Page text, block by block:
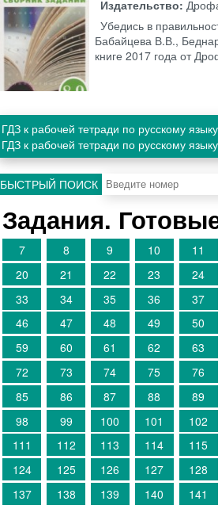
Издательство:
Убедись в
Бабайцева В.В.,
книге 2017 года от
ГДЗ к рабочей тетради по русскому
ГДЗ к рабочей тетради по русскому
БЫСТРЫЙ ПОИСК
Задания.
7
8 9 10 11
20
21 22 23 24
33
34 35 36 37
46
47 48 49 50
59
60 61 62 63
72
73 74 75 76
85
86 87 88 89
98
99 100 101 102
111
112 113 114 115
124
125 126 127 128
137
138 139 140 141